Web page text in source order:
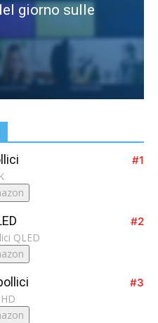
giorno sulle
#1
#2
QLED
#3